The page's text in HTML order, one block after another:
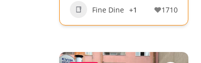
Fine Dine +1 1710